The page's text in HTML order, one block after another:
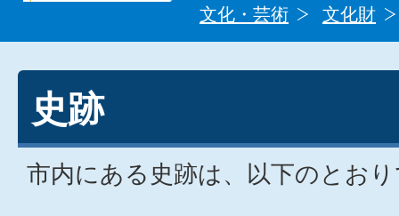
文化・芸術
文化財
史跡
市内にある史跡は、以下のとお